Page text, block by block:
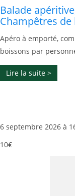
Balade
Champêtres de
Apéro à emporté,
boissons par
Lire la suite >
6 septembre 2026 à
10€